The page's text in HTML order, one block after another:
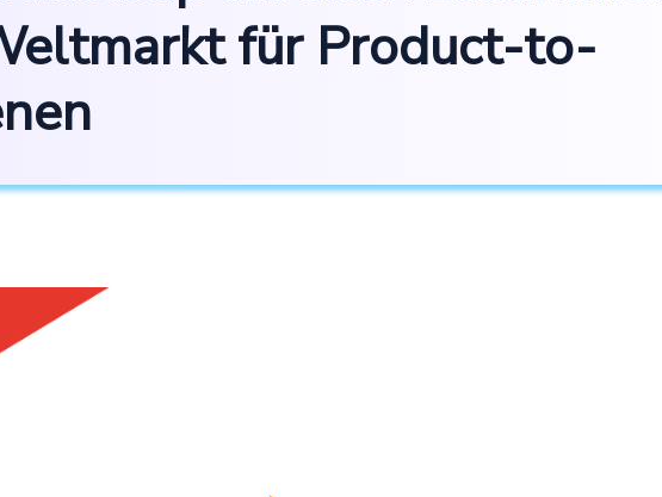
für Product-to-